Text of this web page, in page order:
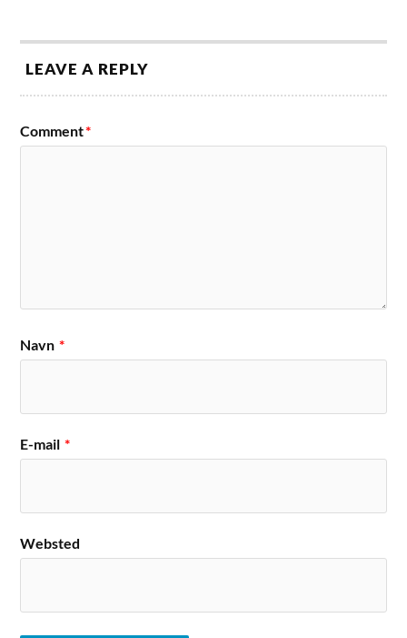
LEAVE A REPLY
Comment*
Navn *
E-mail *
Websted